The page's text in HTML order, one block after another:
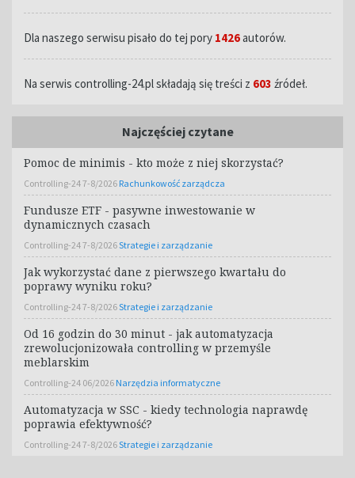
Dla naszego serwisu pisało do tej pory 1426autorów.
Na serwis controlling-24.pl składają się treści z 603 źródeł.
Najczęściej czytane
Pomoc de minimis - kto może z niej skorzystać?
Controlling-24 7-8/2026 Rachunkowość zarządcza
Fundusze ETF - pasywne inwestowanie w
dynamicznych czasach
Controlling-24 7-8/2026Strategie i zarządzanie
Jak wykorzystać dane z pierwszego kwartału do
poprawy wyniku roku?
Controlling-24 7-8/2026Strategie i zarządzanie
Od 16 godzin do 30 minut - jak automatyzacja
zrewolucjonizowała controlling w przemyśle
meblarskim
Controlling-24 06/2026 Narzędzia informatyczne
Automatyzacja w SSC - kiedy technologia naprawdę
poprawia efektywność?
Controlling-24 7-8/2026Strategie i zarządzanie